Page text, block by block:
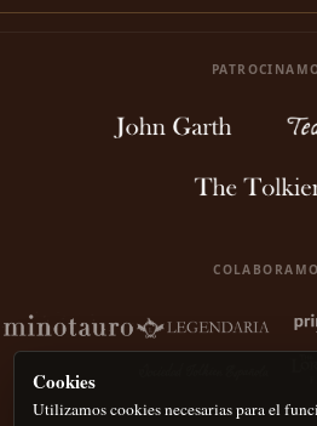
Cookies
Utilizamos cookies necesarias para el